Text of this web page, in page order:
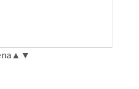
▲ ▼